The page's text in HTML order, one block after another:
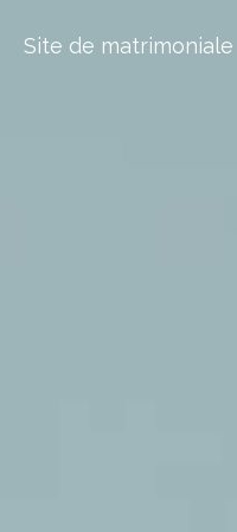
Site de matrimoniale